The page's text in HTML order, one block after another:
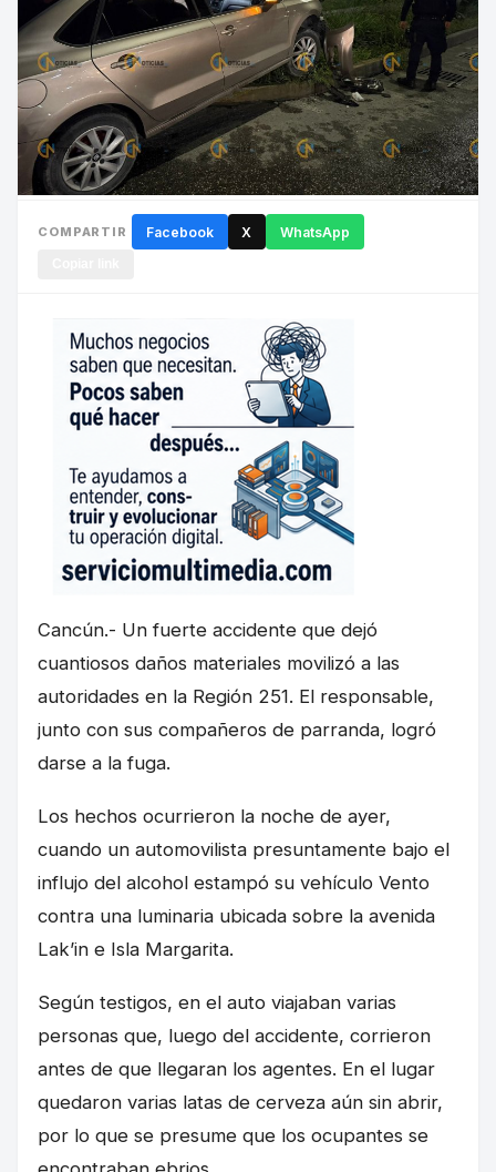
COMPARTIR Facebook X WhatsApp
Cancún.- Un fuerte accidente que dejó
cuantiosos daños materiales movilizó a las
autoridades en la Región 251. El responsable,
junto con sus compañeros de parranda, logró
darse a la fuga.
Los hechos ocurrieron la noche de ayer,
cuando un automovilista presuntamente bajo el
influjo del alcohol estampó su vehículo Vento
contra una luminaria ubicada sobre la avenida
Lak’in e Isla Margarita.
Según testigos, en el auto viajaban varias
personas que, luego del accidente, corrieron
antes de que llegaran los agentes. En el lugar
quedaron varias latas de cerveza aún sin abrir,
por lo que se presume que los ocupantes se